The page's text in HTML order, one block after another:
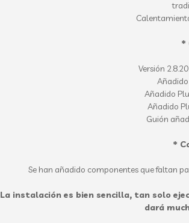
*
Versión
Añadido
Añadido
Guión
*
Se han añadido componentes que faltan
La instalación es bien sencilla, tan solo
dará